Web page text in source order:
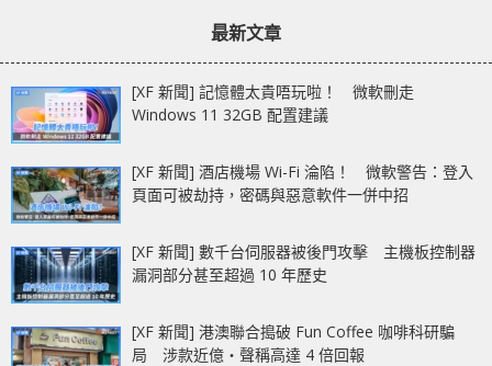
最新文章
[XF 新聞] 記憶體太貴唔玩啦！ 微軟刪走
Windows 11 32GB 配置建議
[XF 新聞] 酒店機場 Wi-Fi 淪陷！ 微軟警告：登入
頁面可被劫持，密碼與惡意軟件一併中招
[XF 新聞] 數千台伺服器被後門攻擊 主機板控制器
漏洞部分甚至超過 10 年歷史
[XF 新聞] 港澳聯合搗破 Fun Coffee 咖啡科研騙
局 涉款近億‧聲稱高達 4 倍回報